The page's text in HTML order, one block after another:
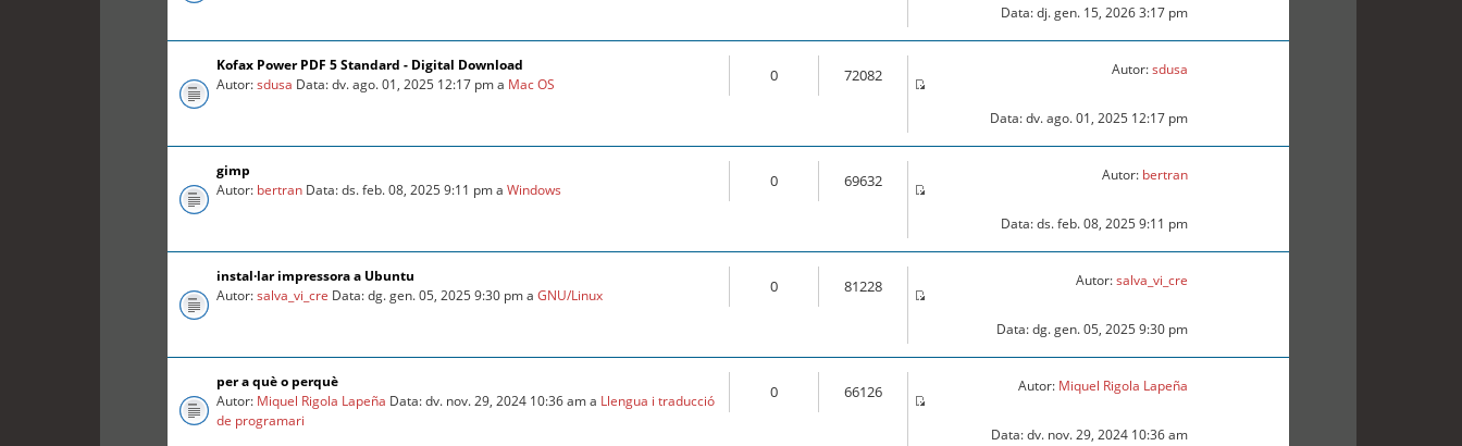
Data: dj. gen. 15, 2026 3:17 pm
Kofax Power PDF 5 Standard - Digital Download
Autor:sdusa Data: dv. ago. 01, 2025 12:17 pm a Mac OS 0 72082 Autor:sdusa
Data: dv. ago. 01, 2025 12:17 pm
gimp
Autor: bertran Data: ds. feb. 08, 2025 9:11 pm aWindows 0 69632 Autor: bertran
Data: ds. feb. 08, 2025 9:11 pm
instal·lar impressora a Ubuntu
Autor:salva_vi_cre Data: dg. gen. 05, 2025 9:30 pm aGNU/Linux 0 81228 Autor:salva_vi_cre
Data: dg. gen. 05, 2025 9:30 pm
per a què o perquè
Autor: Miquel Rigola Lapeña Data: dv. nov. 29, 2024 10:36 am a Llengua i traducció
de programari
0 66126 Autor: Miquel Rigola Lapeña
Data: dv. nov. 29, 2024 10:36 am